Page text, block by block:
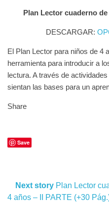
Plan Lector cuaderno
DESCARGAR:
El Plan Lector para niños de 4
herramienta para introducir a
lectura. A través de
sientan las bases para un
Share
Save
Next story Plan Lector
4 años – II PARTE (+30